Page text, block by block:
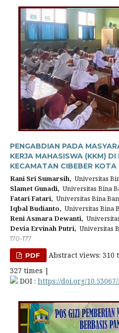
PENGABDIAN PADA
KERJA MAHASISWA (KKM)
KECAMATAN CIBEBER KOTA
Rani Sri Sumarsih, Universitas
Slamet Gunadi, Universitas Bina
Fatari Fatari, Universitas Bina
Iqbal Budianto, Universitas Bina
Reni Asmara Dewanti,
Devia Ervinah Putri, Universitas
170-177
PDF
Abstract views: 310
327 times |
DOI : https://doi.org/